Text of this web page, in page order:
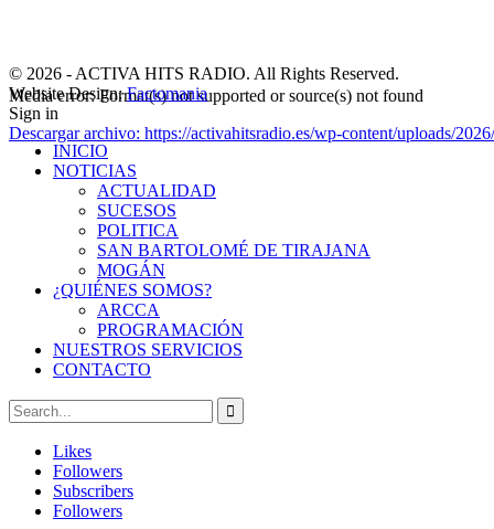
Media error: Format(s) not supported or source(s) not found
Descargar archivo: https://activahitsradio.es/wp-content/uploads/
© 2026 - ACTIVA HITS RADIO. All Rights Reserved.
Website Design:Factomania
Sign in
INICIO
NOTICIAS
ACTUALIDAD
SUCESOS
POLITICA
SAN BARTOLOMÉ DE TIRAJANA
MOGÁN
¿QUIÉNES SOMOS?
ARCCA
PROGRAMACIÓN
NUESTROS SERVICIOS
CONTACTO
Likes
Followers
Subscribers
Followers